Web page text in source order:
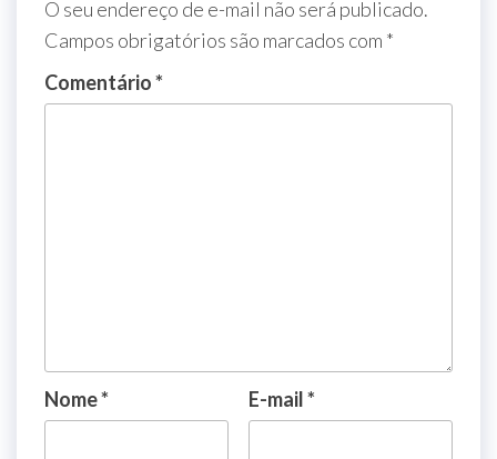
O seu endereço de e-mail não será publicado.
Campos obrigatórios são marcados com *
Comentário*
Nome* E-mail*